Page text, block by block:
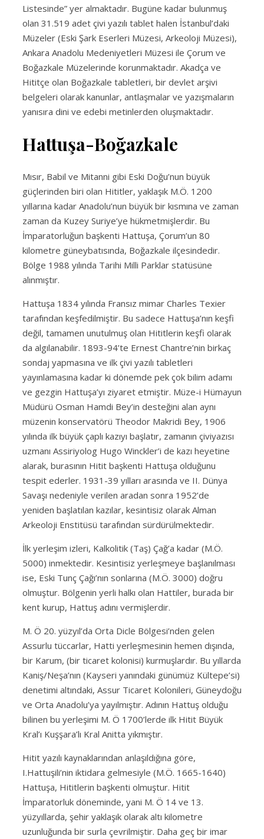
Listesinde” yer almaktadır. Bugüne kadar bulunmuş
olan 31.519 adet çivi yazılı tablet halen İstanbul’daki
Müzeler (Eski Şark Eserleri Müzesi, Arkeoloji Müzesi),
Ankara Anadolu Medeniyetleri Müzesi ile Çorum ve
Boğazkale Müzelerinde korunmaktadır. Akadça ve
Hititçe olan Boğazkale tabletleri, bir devlet arşivi
belgeleri olarak kanunlar, antlaşmalar ve yazışmaların
yanısıra dini ve edebi metinlerden oluşmaktadır.
Hattuşa-Boğazkale
Mısır, Babil ve Mitanni gibi Eski Doğu’nun büyük
güçlerinden biri olan Hititler, yaklaşık M.Ö. 1200
yıllarına kadar Anadolu’nun büyük bir kısmına ve zaman
zaman da Kuzey Suriye’ye hükmetmişlerdir. Bu
İmparatorluğun başkenti Hattuşa, Çorum’un 80
kilometre güneybatısında, Boğazkale ilçesindedir.
Bölge 1988 yılında Tarihi Milli Parklar statüsüne
alınmıştır.
Hattuşa 1834 yılında Fransız mimar Charles Texier
tarafından keşfedilmiştir. Bu sadece Hattuşa’nın keşfi
değil, tamamen unutulmuş olan Hititlerin keşfi olarak
da algılanabilir. 1893-94’te Ernest Chantre’nin birkaç
sondaj yapmasına ve ilk çivi yazılı tabletleri
yayınlamasına kadar ki dönemde pek çok bilim adamı
ve gezgin Hattuşa’yı ziyaret etmiştir. Müze-i Hümayun
Müdürü Osman Hamdi Bey’in desteğini alan aynı
müzenin konservatörü Theodor Makridi Bey, 1906
yılında ilk büyük çaplı kazıyı başlatır, zamanın çiviyazısı
uzmanı Assiriyolog Hugo Winckler’i de kazı heyetine
alarak, burasının Hitit başkenti Hattuşa olduğunu
tespit ederler. 1931-39 yılları arasında ve II. Dünya
Savaşı nedeniyle verilen aradan sonra 1952’de
yeniden başlatılan kazılar, kesintisiz olarak Alman
Arkeoloji Enstitüsü tarafından sürdürülmektedir.
İlk yerleşim izleri, Kalkolitik (Taş) Çağ’a kadar (M.Ö.
5000) inmektedir. Kesintisiz yerleşmeye başlanılması
ise, Eski Tunç Çağı’nın sonlarına (M.Ö. 3000) doğru
olmuştur. Bölgenin yerli halkı olan Hattiler, burada bir
kent kurup, Hattuş adını vermişlerdir.
M. Ö 20. yüzyıl’da Orta Dicle Bölgesi’nden gelen
Assurlu tüccarlar, Hatti yerleşmesinin hemen dışında,
bir Karum, (bir ticaret kolonisi) kurmuşlardır. Bu yıllarda
Kaniş/Neşa’nın (Kayseri yanındaki günümüz Kültepe’si)
denetimi altındaki, Assur Ticaret Kolonileri, Güneydoğu
ve Orta Anadolu’ya yayılmıştır. Adının Hattuş olduğu
bilinen bu yerleşimi M. Ö 1700’lerde ilk Hitit Büyük
Kral’ı Kuşşara’lı Kral Anitta yıkmıştır.
Hitit yazılı kaynaklarından anlaşıldığına göre,
I.Hattuşili’nin iktidara gelmesiyle (M.Ö. 1665-1640)
Hattuşa, Hititlerin başkenti olmuştur. Hitit
İmparatorluk döneminde, yani M. Ö 14 ve 13.
yüzyıllarda, şehir yaklaşık olarak altı kilometre
uzunluğunda bir surla çevrilmiştir. Daha geç bir imar